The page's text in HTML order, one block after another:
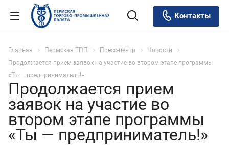
Контакты
Главная Пермская ТПП Пресс-центр
Новости
Продолжается прием заявок на участие во втором этапе программы
«Ты — предприниматель!»
Продолжается прием
заявок на участие во
втором этапе программы
«Ты — предприниматель!»